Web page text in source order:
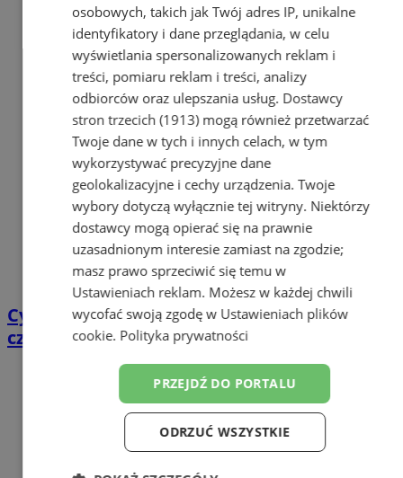
Cyfrowy przegląd przedtrasowy: co mówią
czujniki TPMS i diagnostyka pokładowa?
osobowych, takich jak Twój adres IP, unikalne
identyfikatory i dane przeglądania, w celu
wyświetlania spersonalizowanych reklam i
treści, pomiaru reklam i treści, analizy
odbiorców oraz ulepszania usług. Dostawcy
stron trzecich (1913)mogą również przetwarzać
Twoje dane w tych i innych celach, w tym
wykorzystywać precyzyjne dane
geolokalizacyjne i cechy urządzenia. Twoje
wybory dotyczą wyłącznie tej witryny. Niektórzy
dostawcy mogą opierać się na prawnie
uzasadnionym interesie zamiast na zgodzie;
masz prawo sprzeciwić się temu w
Ustawieniach reklam. Możesz w każdej chwili
wycofać swoją zgodę w Ustawieniach plików
cookie. Polityka prywatności
PRZEJDŹ DO PORTALU
ODRZUĆ WSZYSTKIE